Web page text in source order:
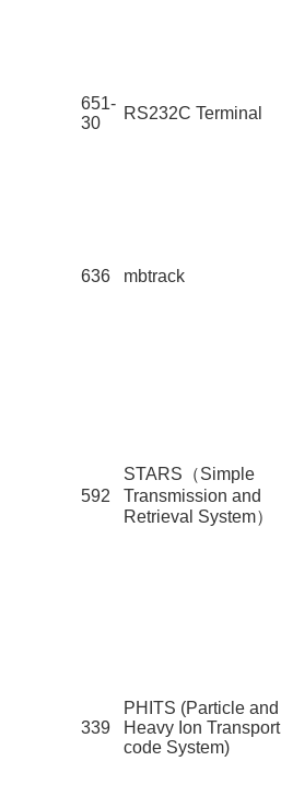
651-
30
RS232C Terminal
636 mbtrack
592
STARS（Simple
Transmission and
Retrieval System）
339
PHITS (Particle and
Heavy Ion Transport
code System)